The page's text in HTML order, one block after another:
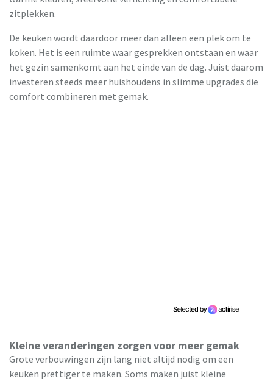
zitplekken.
De keuken wordt daardoor meer dan alleen een plek om te
koken. Het is een ruimte waar gesprekken ontstaan en waar
het gezin samenkomt aan het einde van de dag. Juist daarom
investeren steeds meer huishoudens in slimme upgrades die
comfort combineren met gemak.
Kleine veranderingen zorgen voor meer gemak
Grote verbouwingen zijn lang niet altijd nodig om een
keuken prettiger te maken. Soms maken juist kleine